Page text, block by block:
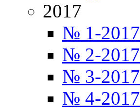
2017
№ 1-2017
№ 2-2017
№ 3-2017
№ 4-2017